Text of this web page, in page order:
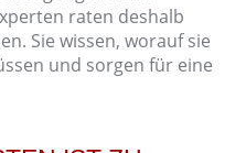
raten deshalb
Sie wissen, worauf sie
und sorgen für eine